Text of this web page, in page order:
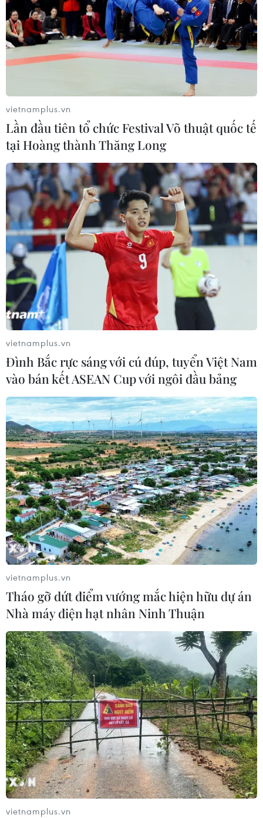
Khai mạc Kỳ thi Olympic Toán và Khoa
học quốc tế năm 2019
27/11/2019 08:27
Kỳ thi được tổ chức tại Hà Nội với 1.725 người tham dự,
trong đó có hơn 700 thí sinh và các chuyên gia, cán bộ,
giáo viên, quan sát viên quốc tế đến từ 24 quốc gia,
vùng lãnh thổ trên thế giới.
vietnamplus.vn
Lần đầu tiên tổ chức Festival Võ thuật quốc tế
tại Hoàng thành Thăng Long
vietnamplus.vn
Đình Bắc rực sáng với cú đúp, tuyển Việt Nam
vào bán kết ASEAN Cup với ngôi đầu bảng
vietnamplus.vn
Tháo gỡ dứt điểm vướng mắc hiện hữu dự án
Nhà máy điện hạt nhân Ninh Thuận
vietnamplus.vn